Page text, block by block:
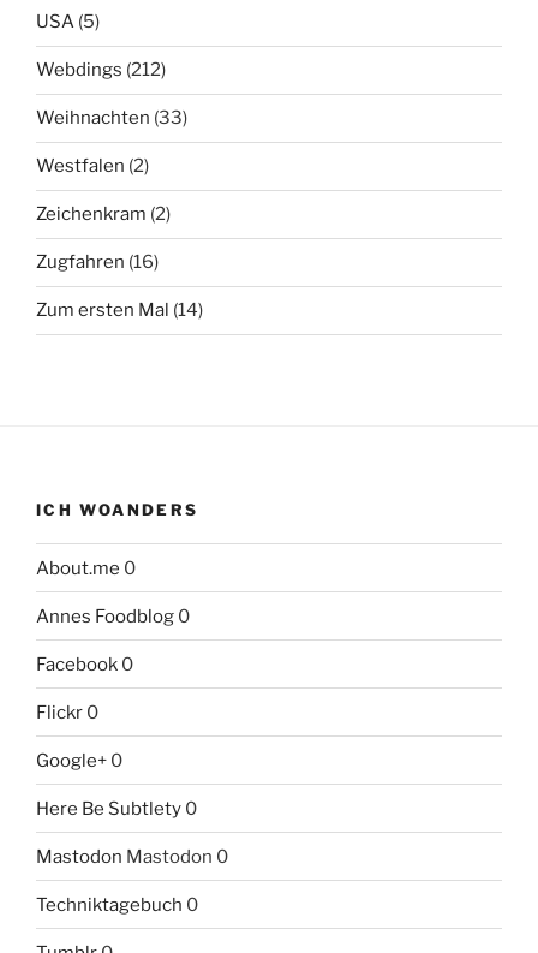
USA (5)
Webdings (212)
Weihnachten (33)
Westfalen (2)
Zeichenkram (2)
Zugfahren (16)
Zum ersten Mal (14)
ICH WOANDERS
About.me 0
Annes Foodblog 0
Facebook 0
Flickr 0
Google+ 0
Here Be Subtlety 0
Mastodon Mastodon 0
Techniktagebuch 0